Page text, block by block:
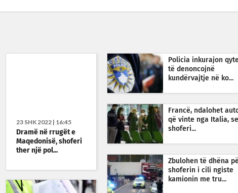
23 SHK 2022 | 16:45
Dramë në rrugët e
Maqedonisë, shoferi
ther një pol...
Policia inkurajon
të denoncojnë
kundërvajtje në ko...
Francë, ndalohet
që vinte nga Italia,
shoferi...
Zbulohen të dhëna
shoferin i cili ngiste
kamionin me tru...